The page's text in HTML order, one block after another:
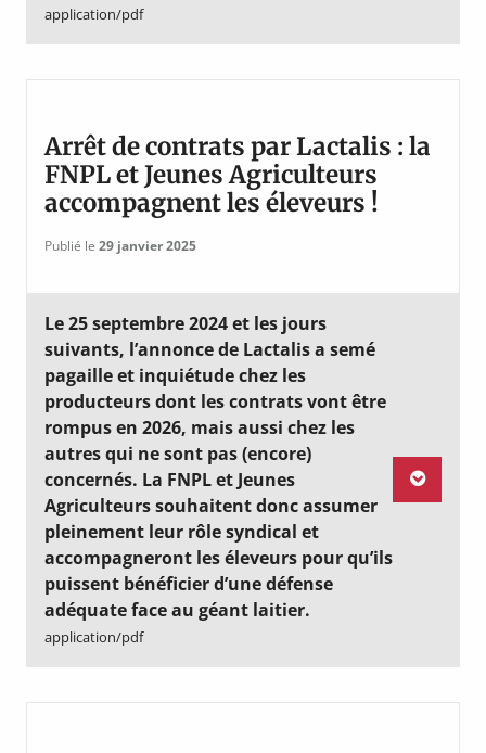
application/pdf
Arrêt de contrats par Lactalis : la
FNPL et Jeunes Agriculteurs
accompagnent les éleveurs !
Publié le 29 janvier 2025
Le 25 septembre 2024 et les jours
suivants, l’annonce de Lactalis a semé
pagaille et inquiétude chez les
producteurs dont les contrats vont être
rompus en 2026, mais aussi chez les
autres qui ne sont pas (encore)
concernés. La FNPL et Jeunes
Agriculteurs souhaitent donc assumer
pleinement leur rôle syndical et
accompagneront les éleveurs pour qu’ils
puissent bénéficier d’une défense
adéquate face au géant laitier.
application/pdf